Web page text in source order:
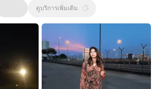
ดูบริการเพิ่มเติม